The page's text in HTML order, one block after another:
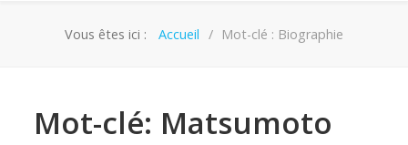
Vous êtes ici : Accueil Mot-clé : Biographie
Mot-clé: Matsumoto